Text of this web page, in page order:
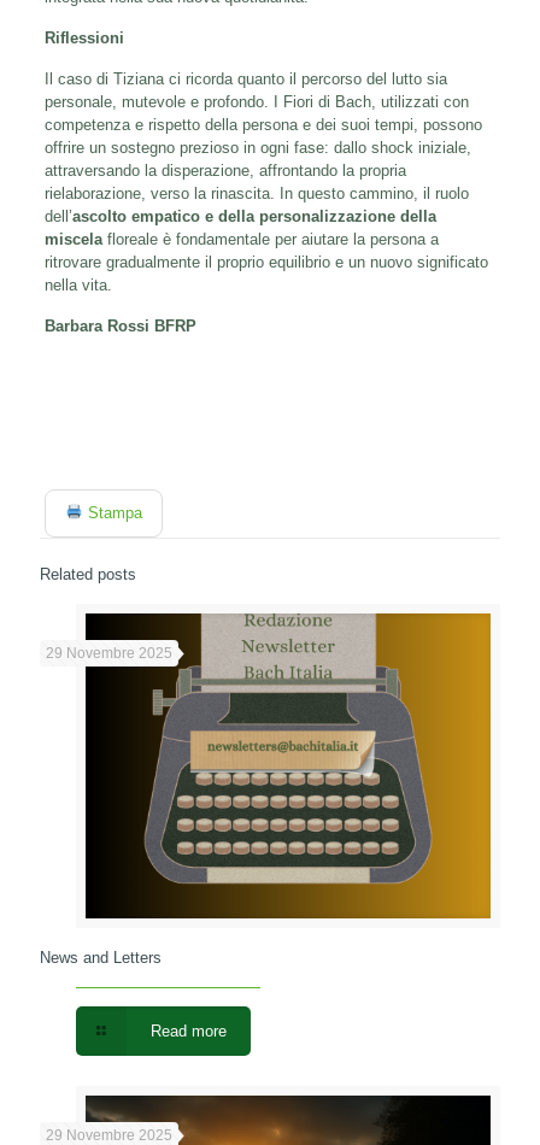
Riflessioni
Il caso di Tiziana ci ricorda quanto il percorso del lutto sia
personale, mutevole e profondo. I Fiori di Bach, utilizzati con
competenza e rispetto della persona e dei suoi tempi, possono
offrire un sostegno prezioso in ogni fase: dallo shock iniziale,
attraversando la disperazione, affrontando la propria
rielaborazione, verso la rinascita. In questo cammino, il ruolo
dell’ascolto empatico e della personalizzazione della
miscelafloreale è fondamentale per aiutare la persona a
ritrovare gradualmente il proprio equilibrio e un nuovo significato
nella vita.
Barbara Rossi BFRP
Stampa
Related posts
29 Novembre 2025
News and Letters
Read more
29 Novembre 2025